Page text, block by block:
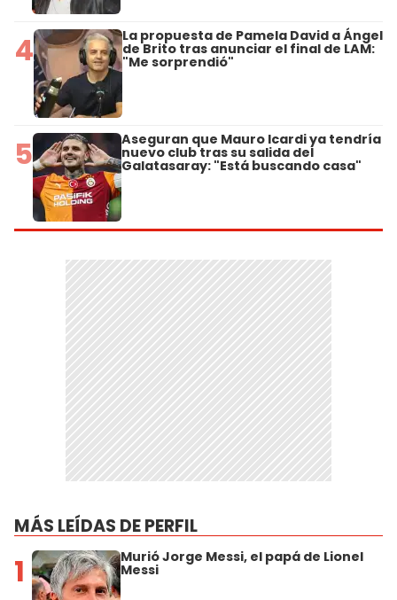
4 La propuesta de Pamela David a Ángel
de Brito tras anunciar el final de LAM:
"Me sorprendió"
5 Aseguran que Mauro Icardi ya tendría
nuevo club tras su salida del
Galatasaray: "Está buscando casa"
MÁS LEÍDAS DE PERFIL
1 Murió Jorge Messi, el papá de Lionel
Messi